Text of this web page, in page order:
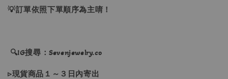
💡訂單依照下單順序為主唷！
🔍IG搜尋：Sevenjewelry.co
▹現貨商品１～３日內寄出